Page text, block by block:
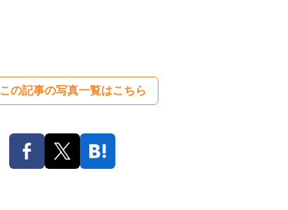
この記事の写真一覧はこちら